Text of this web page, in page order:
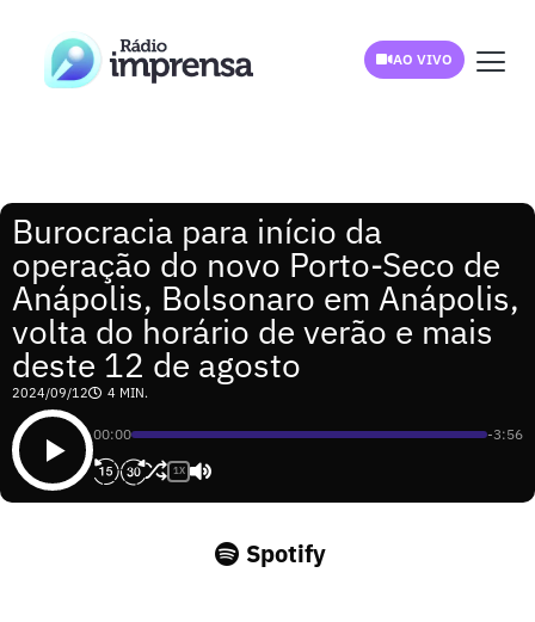
AO VIVO
Burocracia para início da
operação do novo Porto-Seco de
Anápolis, Bolsonaro em Anápolis,
volta do horário de verão e mais
deste 12 de agosto
2024/09/12 4 MIN.
00:00 -3:56
1X
Spotify